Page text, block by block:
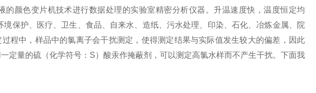
的颜色变片机技术进行数据处理的实验室精密分析仪器。升温速度快，温度恒定均
保护、医疗、卫生、食品、自来水、造纸、污水处理、印染、石化、冶炼金属、院
程中，样品中的氯离子会干扰测定，使得测定结果与实际值发生较大的偏差，因此
定量的硫（化学符号：S）酸汞作掩蔽剂，可以测定高氯水样而不产生干扰。下面我